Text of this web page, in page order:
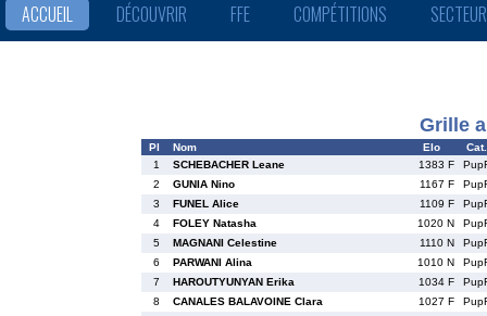
ACCUEIL DÉCOUVRIR FFE COMPÉTITIONS
Grille
Pl Nom Elo
Cat.
1
SCHEBACHER Leane 1383 F
2
GUNIA Nino 1167 F
3
FUNEL Alice 1109 F
4
FOLEY Natasha 1020 N
5
MAGNANI Celestine 1110 N
6
PARWANI Alina 1010 N
7
HAROUTYUNYAN Erika 1034 F
8
CANALES BALAVOINE Clara 1027 F